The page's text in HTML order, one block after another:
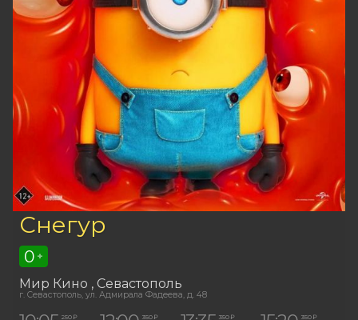
Снегур
0 +
Мир Кино , Севастополь
г. Севастополь, ул. Адмирала Фадеева, д. 48
250 ₽ 350 ₽ 350 ₽ 350 ₽